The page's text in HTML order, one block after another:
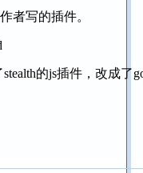
者写的插件。
的js插件，改成了